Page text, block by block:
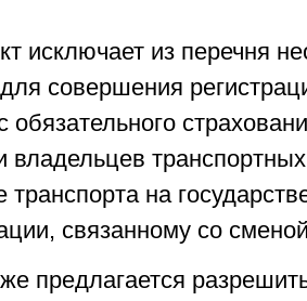
исключает из перечня
совершения
обязательного
владельцев
транспорта на
связанному со
предлагается